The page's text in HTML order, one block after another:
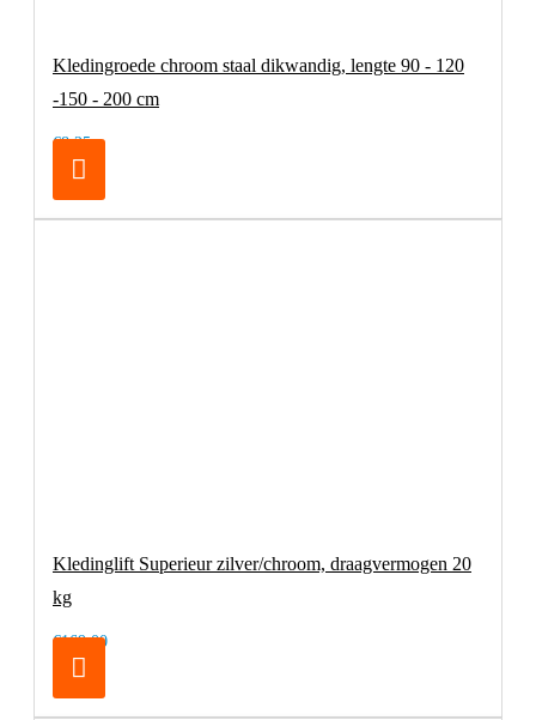
Kledingroede chroom staal dikwandig, lengte 90 - 120
-150 - 200 cm
€8,25
Kledinglift Superieur zilver/chroom, draagvermogen 20
kg
€169,00